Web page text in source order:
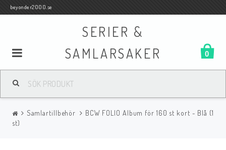
beyonder2000.se
SERIER &
SAMLARSAKER
0
Samlar- och Spelkort
Serier
Samlartillbehör
BCW FOLIO Album för 160 st kort - Blå (1
st)